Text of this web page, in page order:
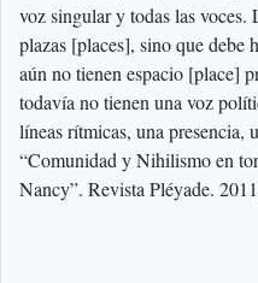
voz singular y todas las voces.
plazas [places], sino que debe
aún no tienen espacio [place]
todavía no tienen una voz
líneas rítmicas, una presencia,
“Comunidad y Nihilismo en
Nancy”. Revista Pléyade.